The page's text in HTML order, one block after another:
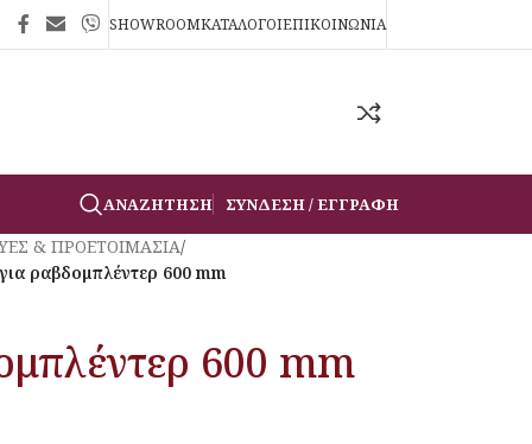
SHOWROOMΚΑΤΑΛΟΓΟΙΕΠΙΚΟΙΝΩΝΙΑ
ΑΝΑΖΉΤΗΣΗ ΣΎΝΔΕΣΗ / ΕΓΓΡΑΦΉ
& ΠΡΟΕΤΟΙΜΑΣΙΑ/
ραβδομπλέντερ 600 mm
600 mm